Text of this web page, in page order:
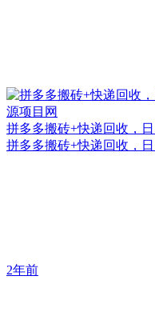
拼多多搬砖+快递回收，
拼多多搬砖+快递回收，
2年前